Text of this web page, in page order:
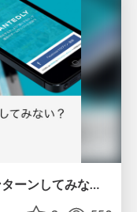
高専生へ：スタートアップでインターンしてみない？